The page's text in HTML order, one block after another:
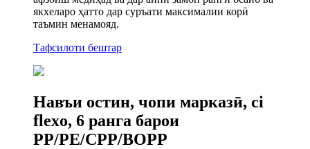
якхеларо ҳатто дар суръати максималии корӣ
таъмин менамояд.
Тафсилоти бештар
Навъи остин, чопи марказӣ, ci
flexo, 6 ранга барои
PP/PE/CPP/BOPP